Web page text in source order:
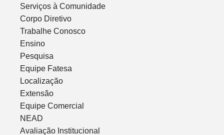
Serviços à Comunidade
Corpo Diretivo
Trabalhe Conosco
Ensino
Pesquisa
Equipe Fatesa
Localização
Extensão
Equipe Comercial
NEAD
Avaliação Institucional